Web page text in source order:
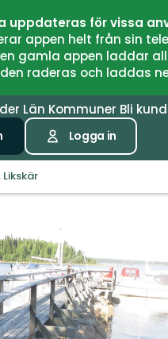
uppdateras för vissa
appen helt från sin
gamla appen laddar
raderas och laddas
Län Kommuner Bli kund
Logga in